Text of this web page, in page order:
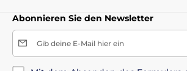
Abonnieren Sie den Newsletter
Gib deine E-Mail hier ein